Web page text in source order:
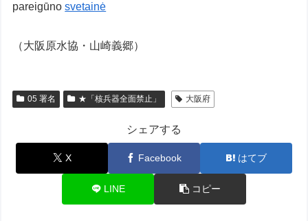
pareigūnosvetainė
（大阪原水協・山崎義郷）
05 署名 ★「核兵器全面禁止」 大阪府
シェアする
X Facebook はてブ
LINE コピー